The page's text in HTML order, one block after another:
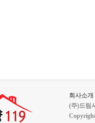
회사소개
(주)드림